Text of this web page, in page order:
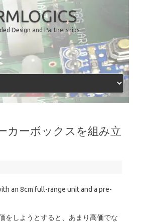
Design and Partnerships
カーボックスを組み立
an 8cm full-range unit and a pre-
をしようとすると、あまり高価でな